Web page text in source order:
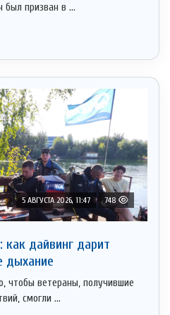
был призван в ...
5 АВГУСТА 2026, 11:47 748
дайвинг дарит
дыхание
чтобы ветераны, получившие
смогли ...